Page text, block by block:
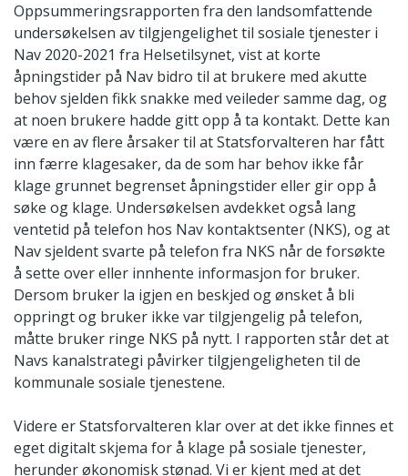
Oppsummeringsrapporten fra den landsomfattende
undersøkelsen av tilgjengelighet til sosiale tjenester i
Nav 2020-2021 fra Helsetilsynet, vist at korte
åpningstider på Nav bidro til at brukere med akutte
behov sjelden fikk snakke med veileder samme dag, og
at noen brukere hadde gitt opp å ta kontakt. Dette kan
være en av flere årsaker til at Statsforvalteren har fått
inn færre klagesaker, da de som har behov ikke får
klage grunnet begrenset åpningstider eller gir opp å
søke og klage. Undersøkelsen avdekket også lang
ventetid på telefon hos Nav kontaktsenter (NKS), og at
Nav sjeldent svarte på telefon fra NKS når de forsøkte
å sette over eller innhente informasjon for bruker.
Dersom bruker la igjen en beskjed og ønsket å bli
oppringt og bruker ikke var tilgjengelig på telefon,
måtte bruker ringe NKS på nytt. I rapporten står det at
Navs kanalstrategi påvirker tilgjengeligheten til de
kommunale sosiale tjenestene.
Videre er Statsforvalteren klar over at det ikke finnes et
eget digitalt skjema for å klage på sosiale tjenester,
herunder økonomisk stønad. Vi er kjent med at det